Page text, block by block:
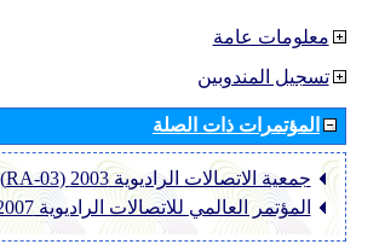
معلومات عامة
تسجيل المندوبين
المؤتمرات ذات الصلة
جمعية الاتصالات الراديوية 2003 (RA-03)
المؤتمر العالمي للاتصالات الراديوية 2007 (WRC-07)